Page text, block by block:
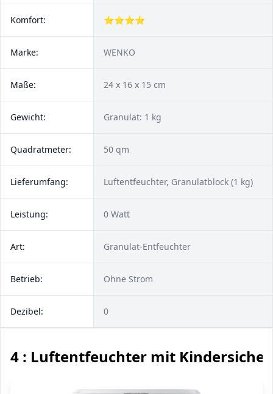
Komfort: ⭐⭐⭐⭐
Marke: WENKO
Maße: 24 x 16 x 15 cm
Gewicht: Granulat: 1 kg
Quadratmeter: 50 qm
Lieferumfang: Luftentfeuchter, Granulatblock (1 kg)
Leistung: 0 Watt
Art: Granulat-Entfeuchter
Betrieb: Ohne Strom
Dezibel: 0
4 : Luftentfeuchter mit